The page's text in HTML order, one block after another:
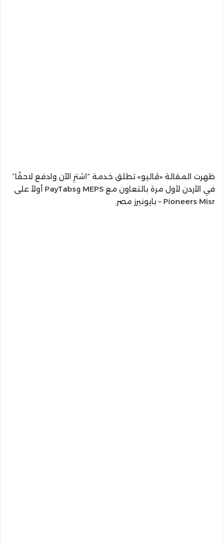
ظهرت المقالة «ڤاليو» تطلق خدمة “اشترِ الآن وادفع لاحقًا”
في الأردن لأول مرة بالتعاون مع MEPS وPayTabs أولاً على
Pioneers Misr – بايونيرز مصر.